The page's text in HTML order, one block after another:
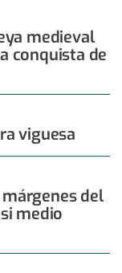
medieval
conquista de
viguesa
del
medio